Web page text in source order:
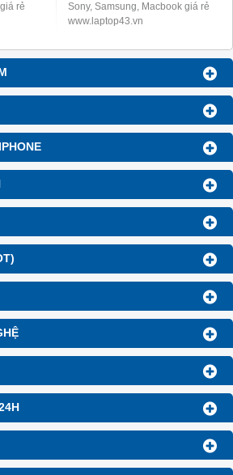
rẻ
Sony, Samsung, Macbook giá rẻ
www.laptop43.vn